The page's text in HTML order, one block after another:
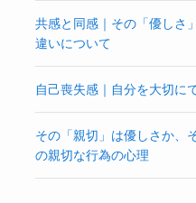
共感と同感｜その「優しさ
違いについて
自己喪失感｜自分を大切に
その「親切」は優しさか、
の親切な行為の心理